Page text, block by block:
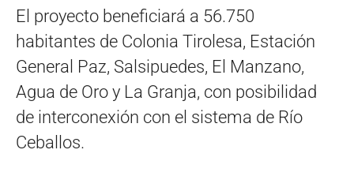
El proyecto beneficiará a 56.750
habitantes de Colonia Tirolesa, Estación
General Paz, Salsipuedes, El Manzano,
Agua de Oro y La Granja, con posibilidad
de interconexión con el sistema de Río
Ceballos.